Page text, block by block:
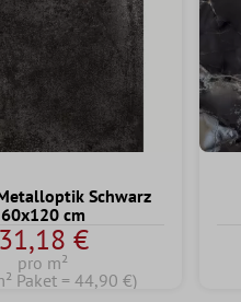
Schwarz
60x120 cm
31,18 €
pro m²
Paket = 44,90 €)